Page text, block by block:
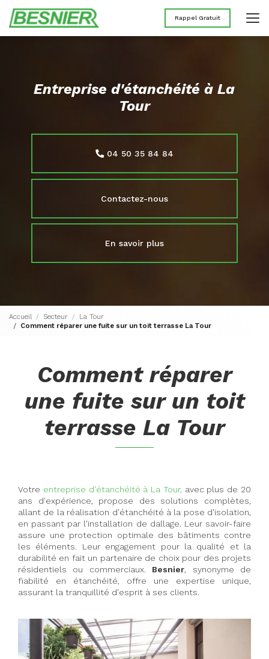
contenu
Rappel Gratuit
Entreprise d'étanchéité à La
Tour
04 50 35 84 84
Contactez-nous
En savoir plus
Accueil Secteur
La Tour
Comment réparer une fuite sur un toit terrasse La Tour
Comment réparer
une fuite sur un toit
terrasse La Tour
Votre entreprise d'étanchéité à La Tour, avec plus de 20
ans d'expérience, propose des solutions complètes,
allant de la réalisation d'étanchéité à la pose d'isolation,
en passant par l'installation de dallage. Leur savoir-faire
assure une protection optimale des bâtiments contre
les éléments. Leur engagement pour la qualité et la
durabilité en fait un partenaire de choix pour des projets
résidentiels ou commerciaux. Besnier, synonyme de
fiabilité en étanchéité, offre une expertise unique,
assurant la tranquillité d'esprit à ses clients.